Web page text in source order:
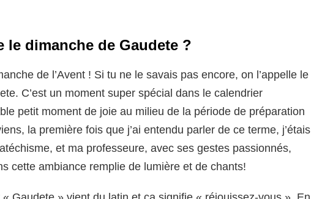
le dimanche de Gaudete ?
de l’Avent ! Si tu ne le savais pas encore, on l’appelle le
C’est un moment super spécial dans le calendrier
petit moment de joie au milieu de la période de préparation
la première fois que j’ai entendu parler de ce terme, j’étais
et ma professeure, avec ses gestes passionnés,
cette ambiance remplie de lumière et de chants!